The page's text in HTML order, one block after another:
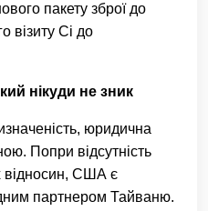
пакету зброї до
візиту Сі до
нікуди не зник
юридична
Попри відсутність
відносин, США є
партнером Тайваню.